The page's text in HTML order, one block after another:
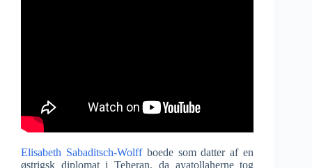
Elisabeth Sabaditsch-Wolffboede som datter af en
østrigsk diplomat i Teheran, da ayatollaherne tog